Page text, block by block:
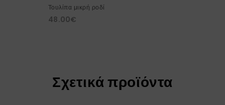
Τουλίπα μικρή ροδί
48.00€
Σχετικά προϊόντα